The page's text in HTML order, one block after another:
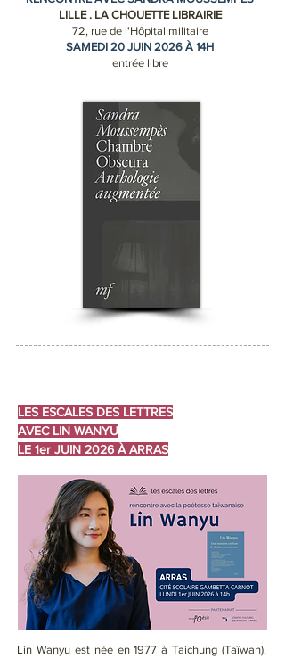
LILLE . LA CHOUETTE LIBRAIRIE
72, rue de l'Hôpital militaire
SAMEDI 20 JUIN 2026 À 14H
entrée libre
LES ESCALES DES LETTRES
AVEC LIN WANYU
LE 1er JUIN 2026 À ARRAS
Lin Wanyu est née en 1977 à Taichung (Taïwan).